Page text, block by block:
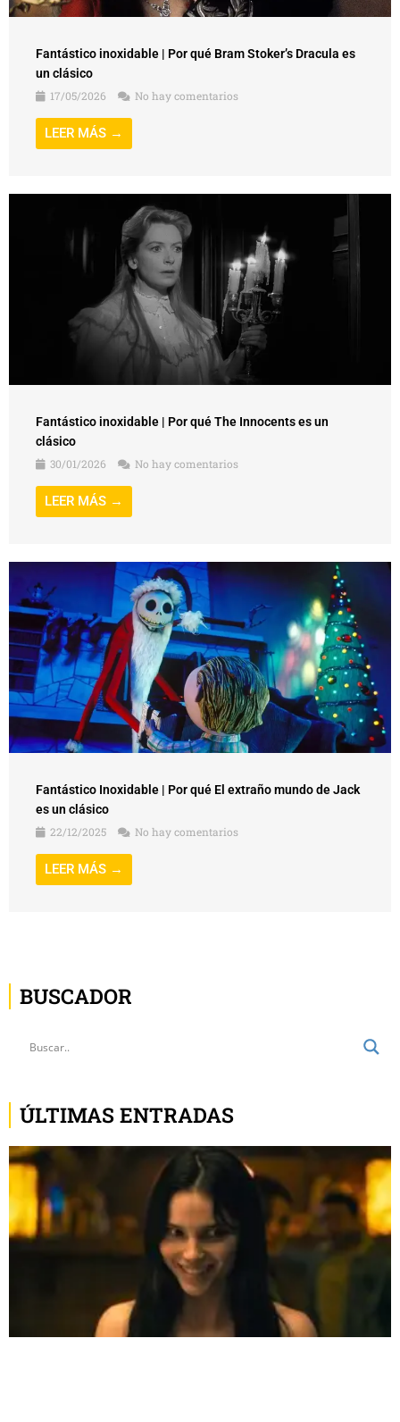
Fantástico inoxidable | Por qué Bram Stoker’s Dracula es
un clásico
17/05/2026
No hay comentarios
LEER MÁS →
Fantástico inoxidable | Por qué The Innocents es un
clásico
30/01/2026
No hay comentarios
LEER MÁS →
Fantástico Inoxidable | Por qué El extraño mundo de Jack
es un clásico
22/12/2025
No hay comentarios
LEER MÁS →
BUSCADOR
ÚLTIMAS ENTRADAS